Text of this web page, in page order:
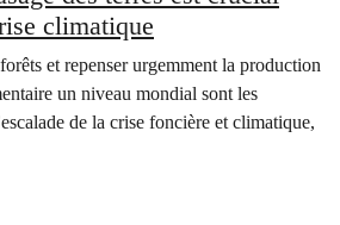
climatique
et repenser urgemment la production
un niveau mondial sont les
de la crise foncière et climatique,